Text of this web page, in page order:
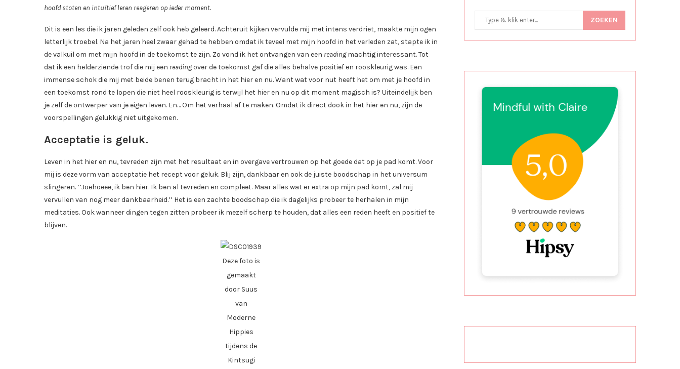
hoofd stoten en intuïtief leren reageren op ieder moment.
Dit is een les die ik jaren geleden zelf ook heb geleerd. Achteruit kijken vervulde mij met intens verdriet, maakte mijn ogen
letterlijk troebel. Na het jaren heel zwaar gehad te hebben omdat ik teveel met mijn hoofd in het verleden zat, stapte ik in
de valkuil om met mijn hoofd in de toekomst te zijn. Zo vond ik het ontvangen van een readingmachtig interessant. Tot
dat ik een helderziende trof die mij een readingover de toekomst gaf die alles behalve positief en rooskleurig was. Een
immense schok die mij met beide benen terug bracht in het hier en nu. Want wat voor nut heeft het om met je hoofd in
een toekomst rond te lopen die niet heel rooskleurig is terwijl het hier en nu op dit moment magisch is? Uiteindelijk ben
je zelf de ontwerper van je eigen leven. En… Om het verhaal af te maken. Omdat ik direct dook in het hier en nu, zijn de
voorspellingen gelukkig niet uitgekomen.
Acceptatie is geluk.
Leven in het hier en nu, tevreden zijn met het resultaat en in overgave vertrouwen op het goede dat op je pad komt. Voor
mij is deze vorm van acceptatie het recept voor geluk. Blij zijn, dankbaar en ook de juiste boodschap in het universum
slingeren. ‘’Joehoeee, ik ben hier. Ik ben al tevreden en compleet. Maar alles wat er extra op mijn pad komt, zal mij
vervullen van nog meer dankbaarheid.’’ Het is een zachte boodschap die ik dagelijks probeer te herhalen in mijn
meditaties. Ook wanneer dingen tegen zitten probeer ik mezelf scherp te houden, dat alles een reden heeft en positief te
blijven.
Deze foto is
gemaakt
door Suus
van
Moderne
Hippies
tijdens de
Kintsugi
ZOEKEN